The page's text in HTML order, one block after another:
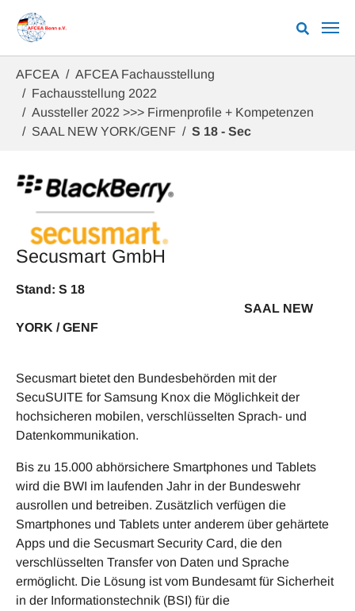
AFCEA
AFCEA Fachausstellung
Fachausstellung 2022
Aussteller 2022 >>> Firmenprofile + Kompetenzen
SAAL NEW YORK/GENF
S 18 - Sec
Secusmart GmbH
Stand: S 18
SAAL NEW
YORK / GENF
Secusmart bietet den Bundesbehörden mit der
SecuSUITE for Samsung Knox die Möglichkeit der
hochsicheren mobilen, verschlüsselten Sprach- und
Datenkommunikation.
Bis zu 15.000 abhörsichere Smartphones und Tablets
wird die BWI im laufenden Jahr in der Bundeswehr
ausrollen und betreiben. Zusätzlich verfügen die
Smartphones und Tablets unter anderem über gehärtete
Apps und die Secusmart Security Card, die den
verschlüsselten Transfer von Daten und Sprache
ermöglicht. Die Lösung ist vom Bundesamt für Sicherheit
in der Informationstechnik (BSI) für die